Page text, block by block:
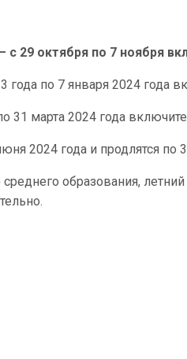
29 октября по 7 ноября
по 7 января 2024 года
31 марта 2024 года
2024 года и продлятся по
образования, летний